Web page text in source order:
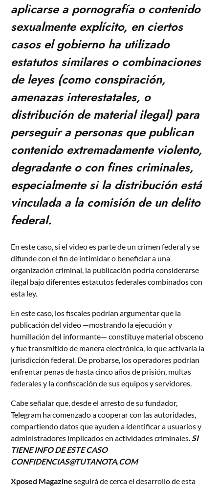
aplicarse a pornografía o contenido
sexualmente explícito, en ciertos
casos el gobierno ha utilizado
estatutos similares o combinaciones
de leyes (como conspiración,
amenazas interestatales, o
distribución de material ilegal) para
perseguir a personas que publican
contenido extremadamente violento,
degradante o con fines criminales,
especialmente si la distribución está
vinculada a la comisión de un delito
federal.
En este caso, si el video es parte de un crimen federal y se
difunde con el fin de intimidar o beneficiar a una
organización criminal, la publicación podría considerarse
ilegal bajo diferentes estatutos federales combinados con
esta ley.
En este caso, los fiscales podrían argumentar que la
publicación del video —mostrando la ejecución y
humillación del informante— constituye material obsceno
y fue transmitido de manera electrónica, lo que activaría la
jurisdicción federal. De probarse, los operadores podrían
enfrentar penas de hasta cinco años de prisión, multas
federales y la confiscación de sus equipos y servidores.
Cabe señalar que, desde el arresto de su fundador,
Telegram ha comenzado a cooperar con las autoridades,
compartiendo datos que ayuden a identificar a usuarios y
administradores implicados en actividades criminales. SI
TIENE INFO DE ESTE CASO
CONFIDENCIAS@TUTANOTA.COM
Xposed Magazine seguirá de cerca el desarrollo de esta